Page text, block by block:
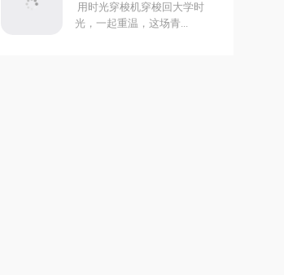
用时光穿梭机穿梭回大学时
光，一起重温，这场青...